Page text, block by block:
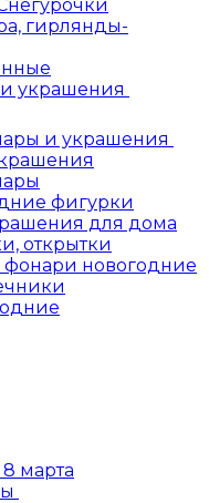
гирлянды-
украшения
и украшения
фигурки
для дома
открытки
новогодние
марта